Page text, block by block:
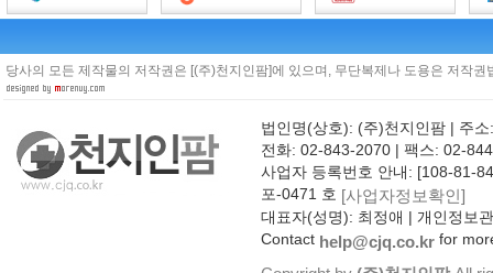
당사의 모든 제작물의 저작권은 [(주)천지인팜]에 있으며, 무단복제나 도용은 저작
법인명(상호): (주)천지인팜 | 주
전화: 02-843-2070 | 팩스: 02-
사업자 등록번호 안내: [108-81-
포-0471 호 [사업자정보확인]
대표자(성명): 최정애 | 개인정보
Contact help@cjq.co.kr for